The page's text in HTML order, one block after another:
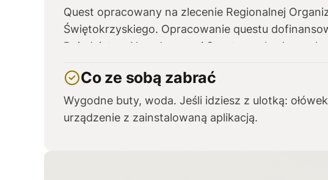
Quest opracowany na zlecenie Regionalnej
Świętokrzyskiego. Opracowanie questu
Dziedzictwa Narodowego i Sportu pochodzących
Co ze sobą zabrać
Wygodne buty, woda. Jeśli idziesz z ulotką:
urządzenie z zainstalowaną aplikacją.